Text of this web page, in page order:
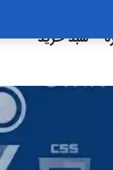
سبد خرید